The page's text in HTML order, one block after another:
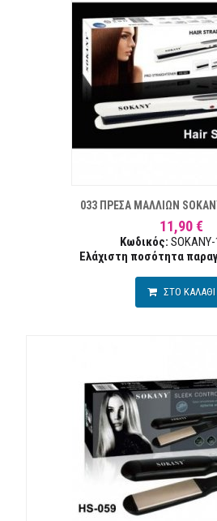
033 ΠΡΕΣΑ ΜΑΛΛΙΩΝ
11,90 €
Κωδικός:
Ελάχιστη ποσότητα
ΣΤΟ ΚΑΛΑΘΙ